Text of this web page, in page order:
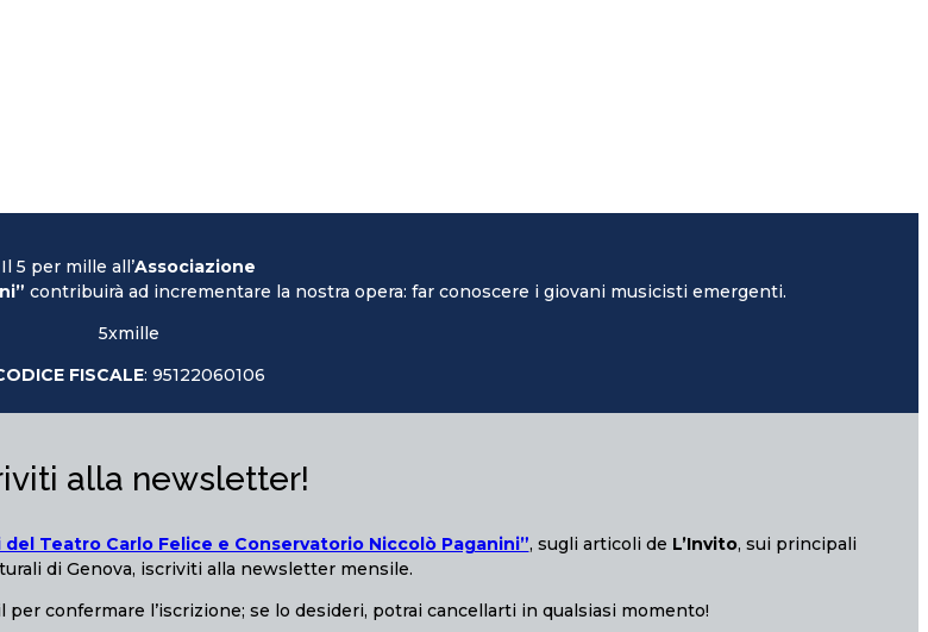
Il 5 per mille all’Associazione
contribuirà ad incrementare la nostra opera: far conoscere i giovani musicisti emergenti.
5xmille
FISCALE: 95122060106
alla newsletter!
Teatro Carlo Felice e Conservatorio Niccolò Paganini”, sugli articoli de L’Invito, sui principali
di Genova, iscriviti alla newsletter mensile.
confermare l’iscrizione; se lo desideri, potrai cancellarti in qualsiasi momento!